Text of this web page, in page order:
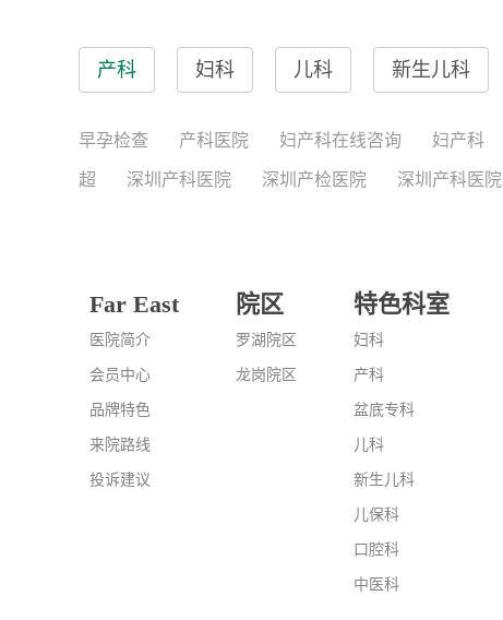
产科 妇科 儿科 新生儿科
早孕检查 产科医院 妇产科在线咨询 妇产科
超 深圳产科医院 深圳产检医院 深圳产科医院
Far East
医院简介
会员中心
品牌特色
来院路线
投诉建议
院区
罗湖院区
龙岗院区
特色科室
妇科
产科
盆底专科
儿科
新生儿科
儿保科
口腔科
中医科